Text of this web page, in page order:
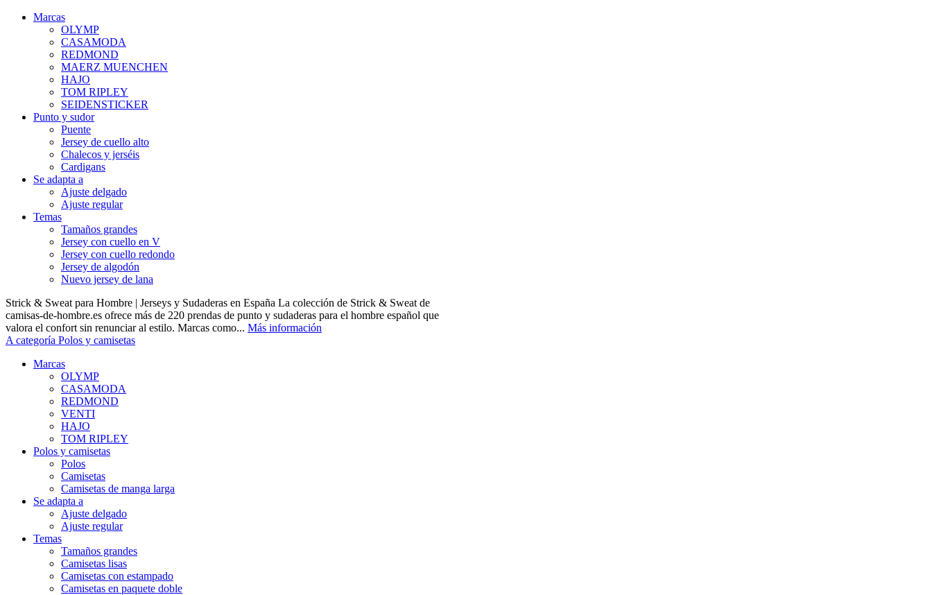
Marcas
OLYMP
CASAMODA
REDMOND
MAERZ MUENCHEN
HAJO
TOM RIPLEY
SEIDENSTICKER
Punto y sudor
Puente
Jersey de cuello alto
Chalecos y jerséis
Cardigans
Se adapta a
Ajuste delgado
Ajuste regular
Temas
Tamaños grandes
Jersey con cuello en V
Jersey con cuello redondo
Jersey de algodón
Nuevo jersey de lana
Strick & Sweat para Hombre | Jerseys y Sudaderas en España La colección de Strick & Sweat de
camisas-de-hombre.es ofrece más de 220 prendas de punto y sudaderas para el hombre español que
valora el confort sin renunciar al estilo. Marcas como... Más información
A categoría Polos y camisetas
Marcas
OLYMP
CASAMODA
REDMOND
VENTI
HAJO
TOM RIPLEY
Polos y camisetas
Polos
Camisetas
Camisetas de manga larga
Se adapta a
Ajuste delgado
Ajuste regular
Temas
Tamaños grandes
Camisetas lisas
Camisetas con estampado
Camisetas en paquete doble